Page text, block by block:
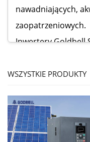
nawadniających,
zaopatrzeniowych.
Inwertery Goldbell
asynchroniczne,
zostały
niskim napięciu,
ochrony,
WSZYSTKIE PRODUKTY